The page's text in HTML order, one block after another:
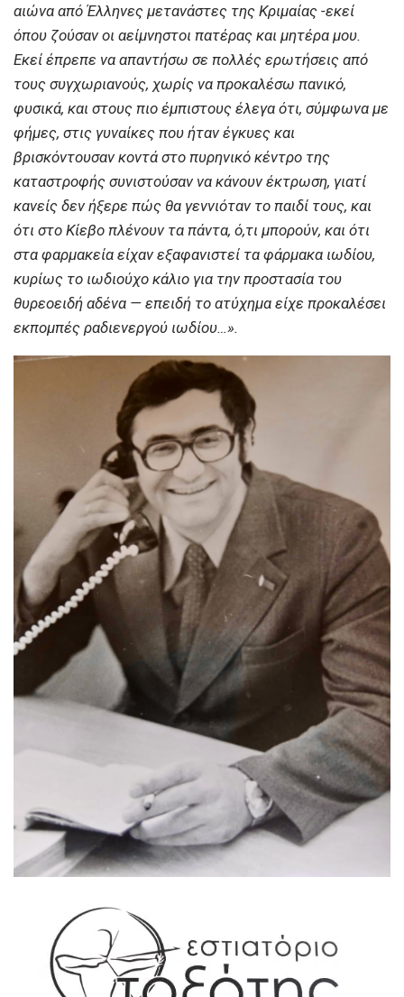
αιώνα από Έλληνες μετανάστες της Κριμαίας -εκεί
όπου ζούσαν οι αείμνηστοι πατέρας και μητέρα μου.
Εκεί έπρεπε να απαντήσω σε πολλές ερωτήσεις από
τους συγχωριανούς, χωρίς να προκαλέσω πανικό,
φυσικά, και στους πιο έμπιστους έλεγα ότι, σύμφωνα με
φήμες, στις γυναίκες που ήταν έγκυες και
βρισκόντουσαν κοντά στο πυρηνικό κέντρο της
καταστροφής συνιστούσαν να κάνουν έκτρωση, γιατί
κανείς δεν ήξερε πώς θα γεννιόταν το παιδί τους, και
ότι στο Κίεβο πλένουν τα πάντα, ό,τι μπορούν, και ότι
στα φαρμακεία είχαν εξαφανιστεί τα φάρμακα ιωδίου,
κυρίως το ιωδιούχο κάλιο για την προστασία του
θυρεοειδή αδένα — επειδή το ατύχημα είχε προκαλέσει
εκπομπές ραδιενεργού ιωδίου…».